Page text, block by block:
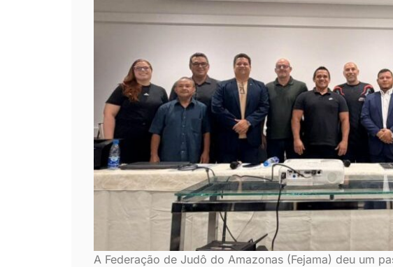
A Federação de Judô do Amazonas (Fejama) deu um